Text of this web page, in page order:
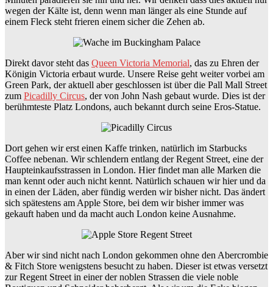
wegen der Kälte ist, denn wenn man länger als eine Stunde auf
einem Fleck steht frieren einem sicher die Zehen ab.
Direkt davor steht das Queen Victoria Memorial, das zu Ehren der
Königin Victoria erbaut wurde. Unsere Reise geht weiter vorbei am
Green Park, der aktuell aber geschlossen ist über die Pall Mall Street
zum Picadilly Circus, der von John Nash gebaut wurde. Dies ist der
berühmteste Platz Londons, auch bekannt durch seine Eros-Statue.
Dort gehen wir erst einen Kaffe trinken, natürlich im Starbucks
Coffee nebenan. Wir schlendern entlang der Regent Street, eine der
Haupteinkaufsstrassen in London. Hier findet man alle Marken die
man kennt oder auch nicht kennt. Natürlich schauen wir hier und da
in einen der Läden, aber fündig werden wir bisher nicht. Das ändert
sich spätestens am Apple Store, bei dem wir bisher immer was
gekauft haben und da macht auch London keine Ausnahme.
Aber wir sind nicht nach London gekommen ohne den Abercrombie
& Fitch Store wenigstens besucht zu haben. Dieser ist etwas versetzt
zur Regent Street in einer der noblen Strassen die viele noble